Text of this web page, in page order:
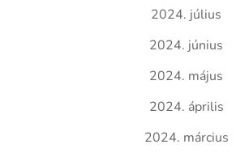
2024. július
2024. június
2024. május
2024. április
2024. március